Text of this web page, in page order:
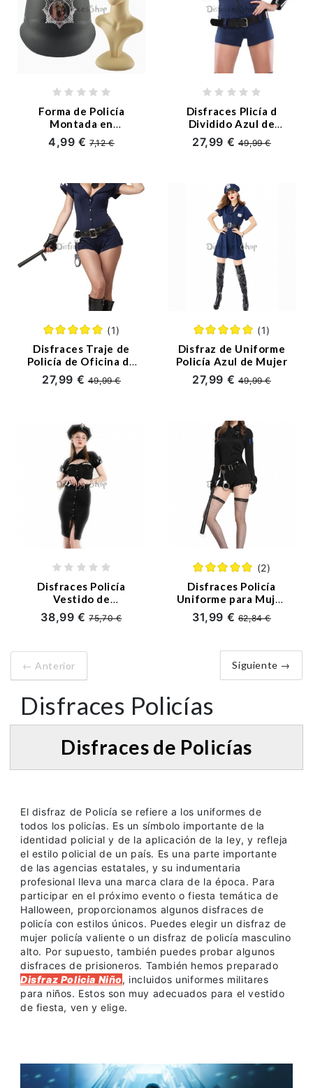
Forma de Policía
Montada en
Sombrero de
Halloween
4,99 €7,12 €
Disfraces Plicía d
Dividido Azul de
Uniforme Halloween
Sexy
27,99 €49,99 €
(1)
Disfraces Traje de
Policía de Oficina de
Halloween para
Mujer
27,99 €49,99 €
(1)
Disfraz de Uniforme
Policía Azul de Mujer
27,99 €49,99 €
Disfraces Policía
Vestido de
Instructor Negro de
Mujer de Halloween
38,99 €75,70 €
(2)
Disfraces Policía
Uniforme para Mujer
de Halloween
31,99 €62,84 €
← Anterior Siguiente →
Disfraces Policías
Disfraces de Policías
El disfraz de Policía se refiere a los uniformes de
todos los policías. Es un símbolo importante de la
identidad policial y de la aplicación de la ley, y refleja
el estilo policial de un país. Es una parte importante
de las agencias estatales, y su indumentaria
profesional lleva una marca clara de la época. Para
participar en el próximo evento o fiesta temática de
Halloween, proporcionamos algunos disfraces de
policía con estilos únicos. Puedes elegir un disfraz de
mujer policía valiente o un disfraz de policía masculino
alto. Por supuesto, también puedes probar algunos
disfraces de prisioneros. También hemos preparado
Disfraz Policia Niño, incluidos uniformes militares
para niños. Estos son muy adecuados para el vestido
de fiesta, ven y elige.